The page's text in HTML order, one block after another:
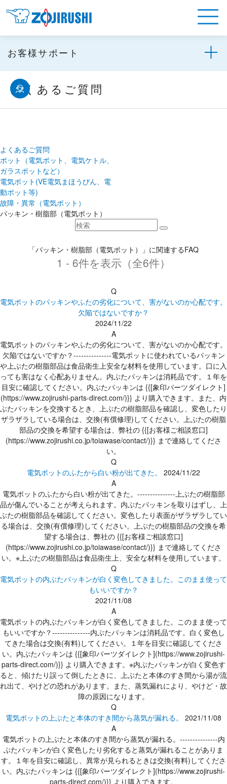
お客様サポート
よくあるご質問
よくあるご質問
ポット（電気ポット、電気ケトル、
ガラスポットなど）
電気ポット(VE電気まほうびん、電
動ポット等)
故障・異常（電気ポット）
パッキン・樹脂部（電気ポット）
「パッキン・樹脂部（電気ポット）」に関連するFAQ
1 - 6件を表示（全6件）
Q
電気ポットのパッキンやふたの劣化について、害がないのか心配です。
欠陥ではないですか？
2024/11/22
A
電気ポットのパッキンやふたの劣化について、害がないのか心配です。
欠陥ではないですか？---------------電気ポットに使われているパッキン
や上ぶたの樹脂部品は食品衛生上安全な材料を使用しています。口に入
っても害はなく心配ありません。内ぶたパッキンは消耗品です。１年を
目安に確認してください。内ぶたパッキンは {{[象印パーツダイレクト]
(https://www.zojirushi-parts-direct.com/)}} より購入できます。また、内
ぶたパッキンを交換するとき、上ぶたの樹脂部品を確認し、変色したり
ザラザラしている場合は、交換(有償修理)してください。上ぶたの樹脂
部品の交換を希望する場合は、弊社の {{[お客様ご相談窓口]
(https://www.zojirushi.co.jp/toiawase/contact/)}} まで連絡してくださ
い。
Q
電気ポットのふたから白い粉が出てきた。
2024/11/22
A
電気ポットのふたから白い粉が出てきた。---------------上ぶたの樹脂部
品が傷んでいることが考えられます。内ぶたパッキンを取りはずし、上
ぶたの樹脂部品を確認してください。変色したり表面がザラザラしてい
る場合は、交換(有償修理)してください。上ぶたの樹脂部品の交換を希
望する場合は、弊社の {{[お客様ご相談窓口]
(https://www.zojirushi.co.jp/toiawase/contact/)}} まで連絡してくださ
い。※上ぶたの樹脂部品は食品衛生上、安全な材料を使用しています。
Q
電気ポットの内ぶたパッキンが白く変色してきました。このまま使って
もいいですか？
2021/11/08
A
電気ポットの内ぶたパッキンが白く変色してきました。このまま使って
もいいですか？---------------内ぶたパッキンは消耗品です。白く変色し
てきた場合は交換(有料)してください。１年を目安に確認してくださ
い。内ぶたパッキンは {{[象印パーツダイレクト](https://www.zojirushi-
parts-direct.com/)}} より購入できます。※内ぶたパッキンが白く変色す
ると、傾けたり誤って倒したときに、上ぶたと本体のすき間から湯が流
れ出て、やけどの恐れがあります。また、蒸気漏れにより、やけど・故
障の原因になります。
Q
電気ポットの上ぶたと本体のすき間から蒸気が漏れる。
2021/11/08
A
電気ポットの上ぶたと本体のすき間から蒸気が漏れる。---------------内
ぶたパッキンが白く変色したり劣化すると蒸気が漏れることがありま
す。１年を目安に確認し、異常が見られるときは交換(有料)してくださ
い。内ぶたパッキンは {{[象印パーツダイレクト](https://www.zojirushi-
parts-direct.com/)}} より購入できます。